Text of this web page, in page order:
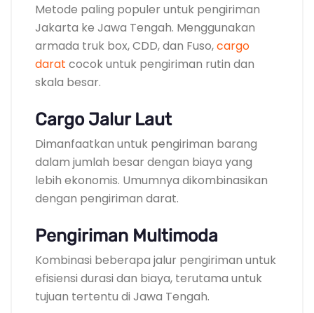
Metode paling populer untuk pengiriman
Jakarta ke Jawa Tengah. Menggunakan
armada truk box, CDD, dan Fuso,cargo
darat cocok untuk pengiriman rutin dan
skala besar.
Cargo Jalur Laut
Dimanfaatkan untuk pengiriman barang
dalam jumlah besar dengan biaya yang
lebih ekonomis. Umumnya dikombinasikan
dengan pengiriman darat.
Pengiriman Multimoda
Kombinasi beberapa jalur pengiriman untuk
efisiensi durasi dan biaya, terutama untuk
tujuan tertentu di Jawa Tengah.